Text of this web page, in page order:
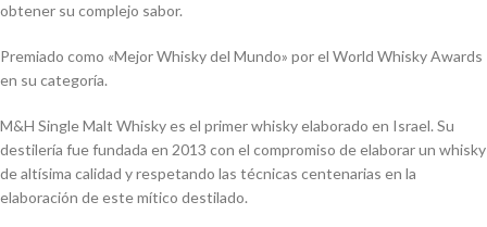
obtener su complejo sabor.
Premiado como «Mejor Whisky del Mundo» por el World Whisky Awards
en su categoría.
M&H Single Malt Whisky es el primer whisky elaborado en Israel. Su
destilería fue fundada en 2013 con el compromiso de elaborar un whisky
de altísima calidad y respetando las técnicas centenarias en la
elaboración de este mítico destilado.